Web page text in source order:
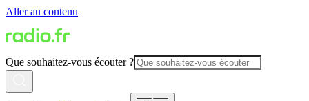
Aller au contenu
Que souhaitez-vous écouter ?